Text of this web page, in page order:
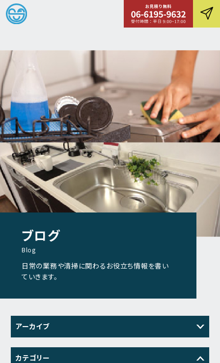
ブログ
Blog
日常の業務や清掃に関わるお役立ち情報を書い
ていきます。
アーカイブ
2026
カテゴリー